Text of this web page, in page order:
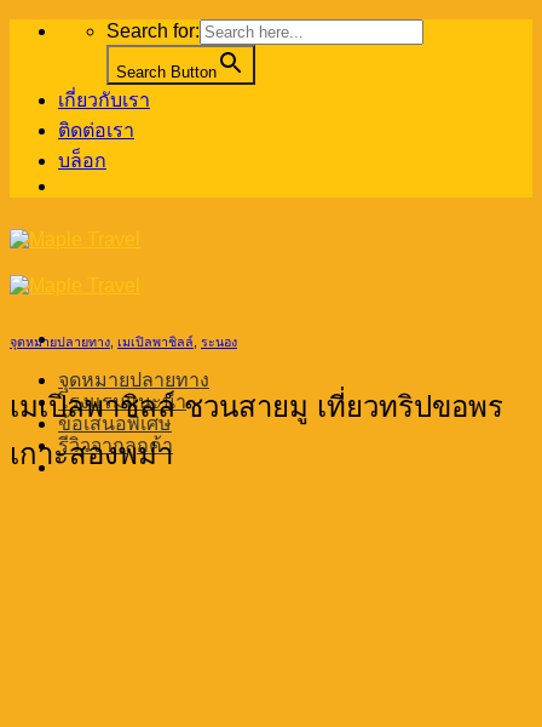
Skip
Search for:
Search Button
เกี่ยวกับเรา
ติดต่อเรา
บล็อก
จุดหมายปลายทาง
โรงแรมแนะนำ
ข้อเสนอพิเศษ
รีวิวจากลูกค้า
จุดหมายปลายทาง เมเปิลพาชิลล์ ระนอง
เมเปิลพาชิลล์ ชวนสายมู เที่ยวทริปขอพร
เกาะสองพม่า